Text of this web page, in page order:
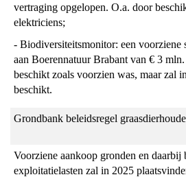
Toelichting
verschillen
t.o.v.
begroting
vertraging opgelopen. O.a. door
elektriciens;
- Biodiversiteitsmonitor: een voorziene
aan Boerennatuur Brabant van € 3
beschikt zoals voorzien was, maar zal
beschikt.
Grondbank beleidsregel
Voorziene aankoop gronden en daarbij
exploitatielasten zal in 2025